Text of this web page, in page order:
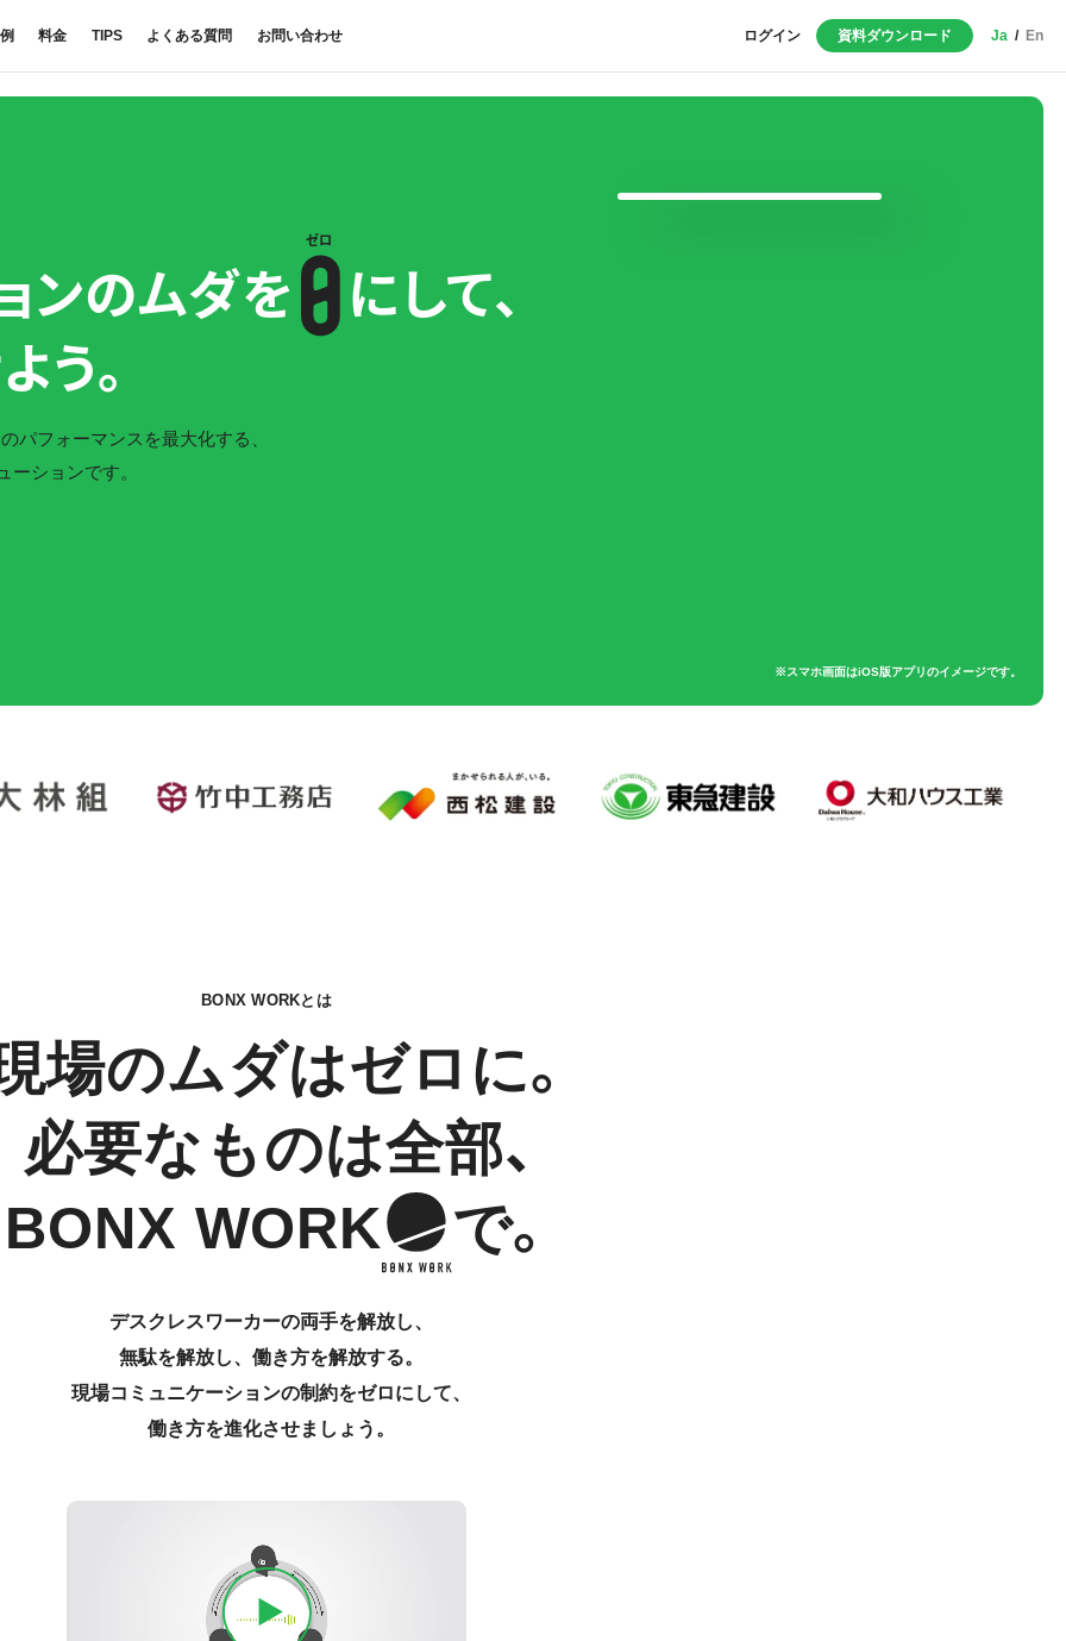
料金 TIPS よくある質問 お問い合わせ ログイン 資料ダウンロード Ja / En
ンのムダを
ゼロ
にして、
う。
パフォーマンスを最大化する、
ーションです。
※スマホ画面はiOS版アプリのイメージです。
BONX WORKとは
場のムダはゼロに。
必要なものは全部、
BONX WORK
で。
デスクレスワーカーの両手を解放し、
無駄を解放し、働き方を解放する。
現場コミュニケーションの制約をゼロにして、
働き方を進化させましょう。